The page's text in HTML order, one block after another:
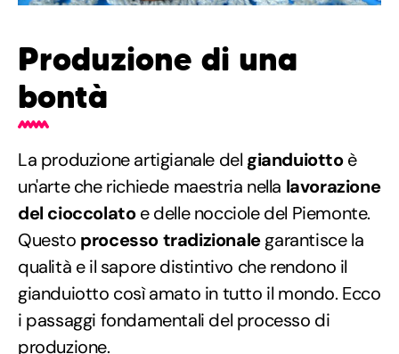
Produzione di una
bontà
La produzione artigianale del gianduiottoè
un'arte che richiede maestria nella lavorazione
del cioccolatoe delle nocciole del Piemonte.
Questo processo tradizionalegarantisce la
qualità e il sapore distintivo che rendono il
gianduiotto così amato in tutto il mondo. Ecco
i passaggi fondamentali del processo di
produzione.